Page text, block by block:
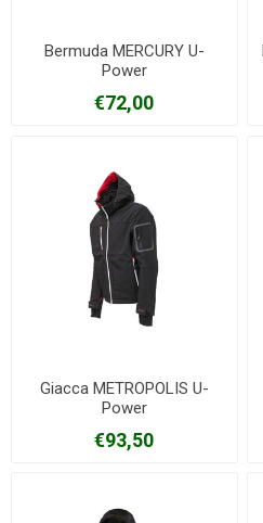
Bermuda MERCURY U-
Power
€72,00
Giacca METROPOLIS U-
Power
€93,50